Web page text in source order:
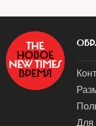
Для